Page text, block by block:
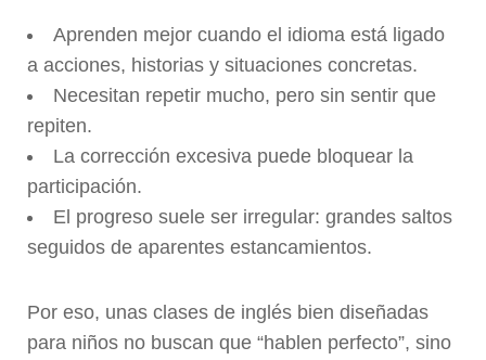
Aprenden mejor cuando el idioma está ligado
a acciones, historias y situaciones concretas.
Necesitan repetir mucho, pero sin sentir que
repiten.
La corrección excesiva puede bloquear la
participación.
El progreso suele ser irregular: grandes saltos
seguidos de aparentes estancamientos.
Por eso, unas clases de inglés bien diseñadas
para niños no buscan que “hablen perfecto”, sino